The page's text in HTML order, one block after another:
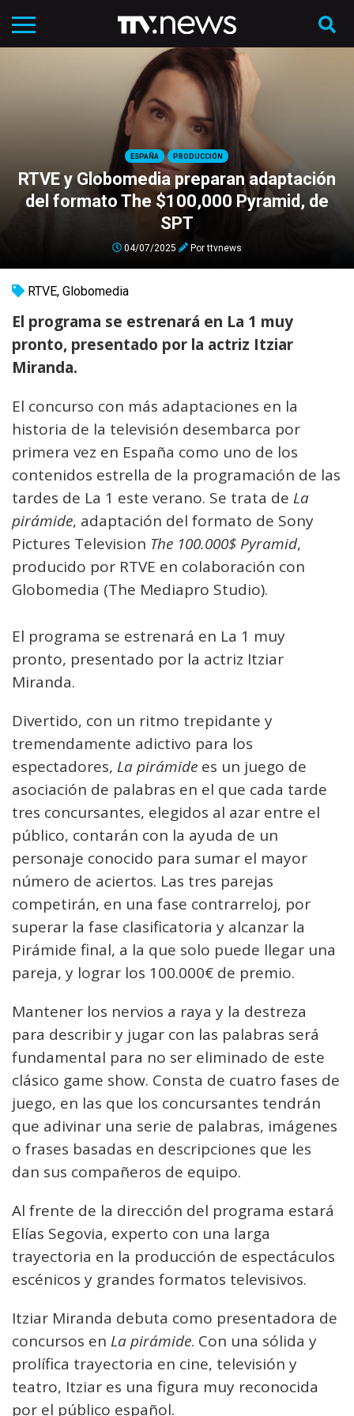
ESPAÑA PRODUCCIÓN
RTVE y Globomedia preparan adaptación
del formato The $100,000 Pyramid, de
SPT
04/07/2025 Porttvnews
RTVE, Globomedia
El programa se estrenará en La 1 muy
pronto, presentado por la actriz Itziar
Miranda.
El concurso con más adaptaciones en la
historia de la televisión desembarca por
primera vez en España como uno de los
contenidos estrella de la programación de las
tardes de La 1 este verano. Se trata de La
pirámide, adaptación del formato de Sony
Pictures Television The 100.000$ Pyramid,
producido por RTVE en colaboración con
Globomedia (The Mediapro Studio).
El programa se estrenará en La 1 muy
pronto, presentado por la actriz Itziar
Miranda.
Divertido, con un ritmo trepidante y
tremendamente adictivo para los
espectadores, La pirámide es un juego de
asociación de palabras en el que cada tarde
tres concursantes, elegidos al azar entre el
público, contarán con la ayuda de un
personaje conocido para sumar el mayor
número de aciertos. Las tres parejas
competirán, en una fase contrarreloj, por
superar la fase clasificatoria y alcanzar la
Pirámide final, a la que solo puede llegar una
pareja, y lograr los 100.000€ de premio.
Mantener los nervios a raya y la destreza
para describir y jugar con las palabras será
fundamental para no ser eliminado de este
clásico game show. Consta de cuatro fases de
juego, en las que los concursantes tendrán
que adivinar una serie de palabras, imágenes
o frases basadas en descripciones que les
dan sus compañeros de equipo.
Al frente de la dirección del programa estará
Elías Segovia, experto con una larga
trayectoria en la producción de espectáculos
escénicos y grandes formatos televisivos.
Itziar Miranda debuta como presentadora de
concursos en La pirámide. Con una sólida y
prolífica trayectoria en cine, televisión y
teatro, Itziar es una figura muy reconocida
por el público español.